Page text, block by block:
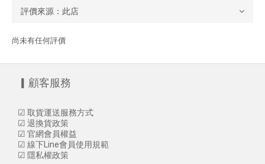
尚未有任何評價
▎顧客服務
☑ 取貨運送服務方式
☑ 退換貨政策
☑ 官網會員權益
☑ 線下Line會員使用規範
☑ 隱私權政策